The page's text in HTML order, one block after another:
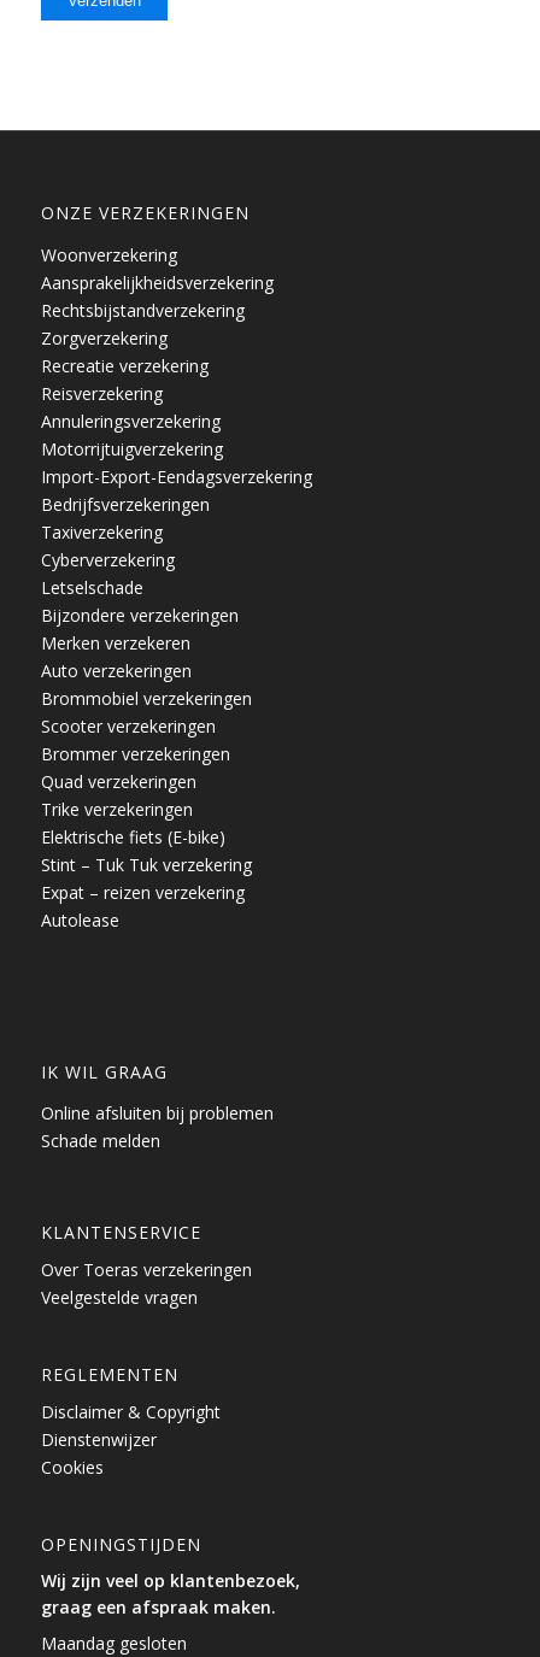
ONZE VERZEKERINGEN
Woonverzekering
Aansprakelijkheidsverzekering
Rechtsbijstandverzekering
Zorgverzekering
Recreatie verzekering
Reisverzekering
Annuleringsverzekering
Motorrijtuigverzekering
Import-Export-Eendagsverzekering
Bedrijfsverzekeringen
Taxiverzekering
Cyberverzekering
Letselschade
Bijzondere verzekeringen
Merken verzekeren
Auto verzekeringen
Brommobiel verzekeringen
Scooter verzekeringen
Brommer verzekeringen
Quad verzekeringen
Trike verzekeringen
Elektrische fiets (E-bike)
Stint – Tuk Tuk verzekering
Expat – reizen verzekering
Autolease
IK WIL GRAAG
Online afsluiten bij problemen
Schade melden
KLANTENSERVICE
Over Toeras verzekeringen
Veelgestelde vragen
REGLEMENTEN
Disclaimer & Copyright
Dienstenwijzer
Cookies
OPENINGSTIJDEN
Wij zijn veel op klantenbezoek,
graag een afspraak maken.
Maandag gesloten